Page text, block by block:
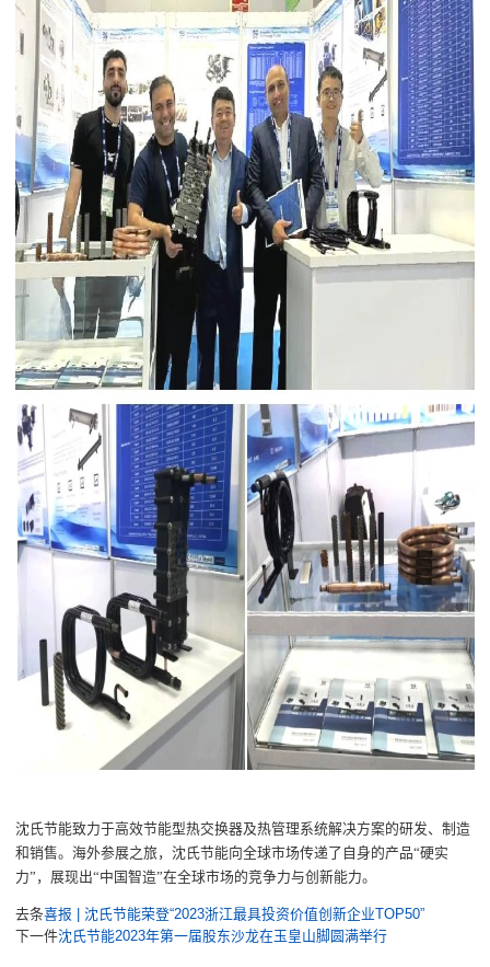
沈氏节能致力于高效节能型热交换器及热管理系统解决方案的研发、制造
和销售。海外参展之旅，沈氏节能向全球市场传递了自身的产品“硬实
力”， 展现出“中国智造”在全球市场的竞争力与创新能力。
去条喜报 | 沈氏节能荣登“2023浙江最具投资价值创新企业TOP50”
下一件沈氏节能2023年第一届股东沙龙在玉皇山脚圆满举行